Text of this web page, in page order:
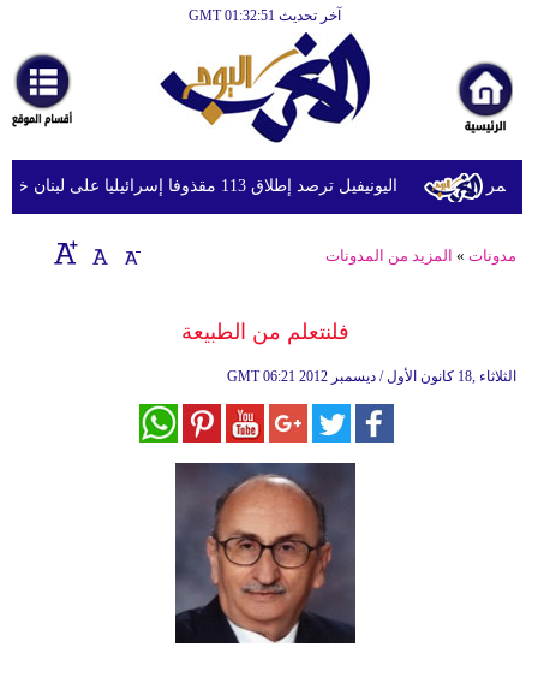
آخر تحديث GMT 01:32:51
اليونيفيل ترصد إطلاق 113 مقذوفا إسرائيليا على لبنان خلال يوم واحد
مدونات » المزيد من المدونات
فلنتعلم من الطبيعة
GMT 06:21 2012 الثلاثاء ,18 كانون الأول / ديسمبر